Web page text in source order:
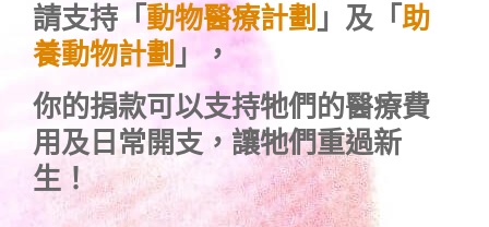
請支持「 動物醫療計劃 」及「 助
養動物計劃 」，
你的捐款可以支持牠們的醫療費
用及日常開支，讓牠們重過新
生！